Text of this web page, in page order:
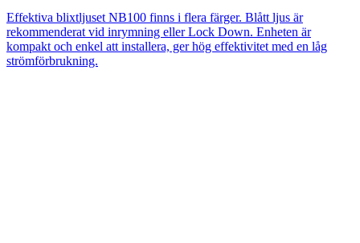
Effektiva blixtljuset NB100 finns i flera färger. Blått ljus är
rekommenderat vid inrymning eller Lock Down. Enheten är
kompakt och enkel att installera, ger hög effektivitet med en låg
strömförbrukning.